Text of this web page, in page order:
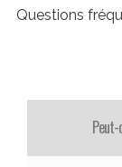
Questions